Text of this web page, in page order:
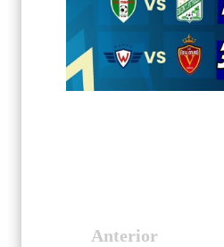
Anterior